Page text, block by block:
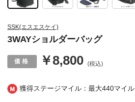
獲得ステージマイル：最大440マイル
SSK(エスエスケイ)
3WAYショルダーバッグ
￥8,800 (税込)